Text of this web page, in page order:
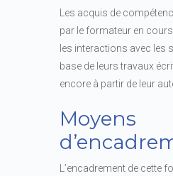
Les acquis de
par le formateur en
les interactions avec les
base de leurs travaux
encore à partir de leur
Moyens
L’encadrement de cette